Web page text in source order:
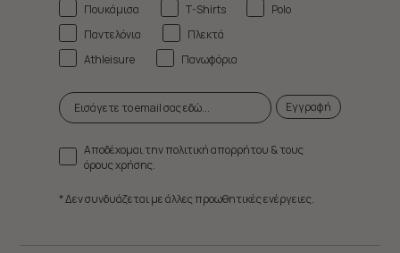
Πουκάμισα
T-Shirts
Polo
Παντελόνια
Πλεκτά
Athleisure
Πανωφόρια
Εγγραφή
Αποδέχομαι την πολιτική απορρήτου & τους
όρους χρήσης.
* Δεν συνδυάζεται με άλλες προωθητικές ενέργειες.